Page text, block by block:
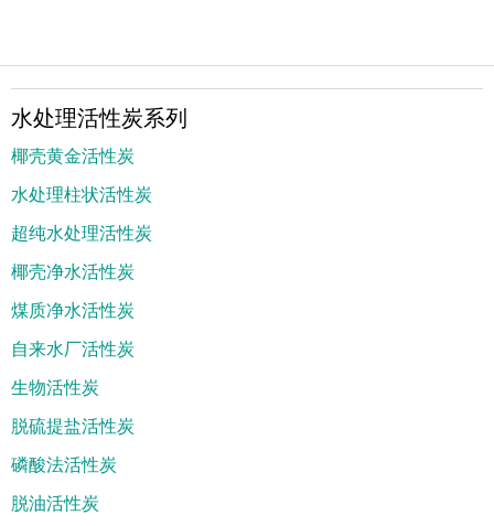
水处理活性炭系列
椰壳黄金活性炭
水处理柱状活性炭
超纯水处理活性炭
椰壳净水活性炭
煤质净水活性炭
自来水厂活性炭
生物活性炭
脱硫提盐活性炭
磷酸法活性炭
脱油活性炭